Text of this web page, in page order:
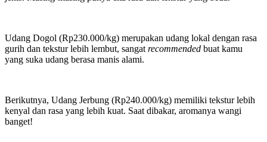
Udang Dogol (Rp230.000/kg) merupakan udang lokal dengan rasa
gurih dan tekstur lebih lembut, sangatrecommended buat kamu
yang suka udang berasa manis alami.
Berikutnya, Udang Jerbung (Rp240.000/kg) memiliki tekstur lebih
kenyal dan rasa yang lebih kuat. Saat dibakar, aromanya wangi
banget!